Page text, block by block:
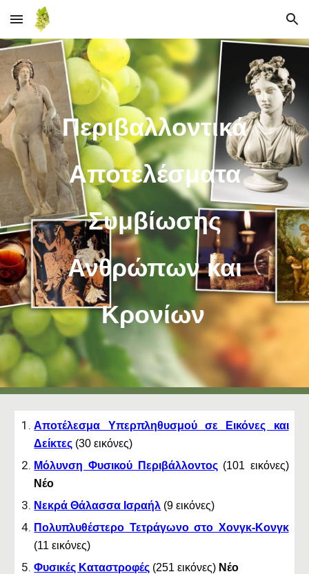
Skip to main content Skip to navigation
Περιβαλλοντικά
Αποτελέσματα
Συμβίωσης
Ανθρώπων και
Κρονίων
Αποτέλεσμα Υπερπληθυσμού σε Εικόνες και
Δείκτες (30 εικόνες)
Μόλυνση Φυσικού Περιβάλλοντος (101 εικόνες)
Νέο
Νεκρά Θάλασσα Ισραήλ (9 εικόνες)
Πολυπλυθέστερο Τετράγωνο στο Χονγκ-Κονγκ
(11 εικόνες)
Φυσικές Καταστροφές (251 εικόνες) Νέο